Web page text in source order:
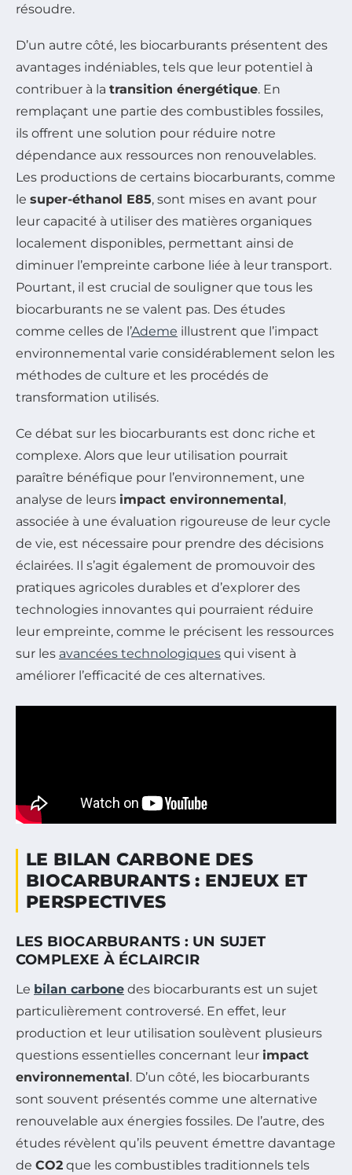
résoudre.
D’un autre côté, les biocarburants présentent des
avantages indéniables, tels que leur potentiel à
contribuer à la transition énergétique. En
remplaçant une partie des combustibles fossiles,
ils offrent une solution pour réduire notre
dépendance aux ressources non renouvelables.
Les productions de certains biocarburants, comme
le super-éthanol E85, sont mises en avant pour
leur capacité à utiliser des matières organiques
localement disponibles, permettant ainsi de
diminuer l’empreinte carbone liée à leur transport.
Pourtant, il est crucial de souligner que tous les
biocarburants ne se valent pas. Des études
comme celles de l’Ademe illustrent que l’impact
environnemental varie considérablement selon les
méthodes de culture et les procédés de
transformation utilisés.
Ce débat sur les biocarburants est donc riche et
complexe. Alors que leur utilisation pourrait
paraître bénéfique pour l’environnement, une
analyse de leurs impact environnemental,
associée à une évaluation rigoureuse de leur cycle
de vie, est nécessaire pour prendre des décisions
éclairées. Il s’agit également de promouvoir des
pratiques agricoles durables et d’explorer des
technologies innovantes qui pourraient réduire
leur empreinte, comme le précisent les ressources
sur les avancées technologiques qui visent à
améliorer l’efficacité de ces alternatives.
LE BILAN CARBONE DES
BIOCARBURANTS : ENJEUX ET
PERSPECTIVES
LES BIOCARBURANTS : UN SUJET
COMPLEXE À ÉCLAIRCIR
Le bilan carbone des biocarburants est un sujet
particulièrement controversé. En effet, leur
production et leur utilisation soulèvent plusieurs
questions essentielles concernant leur impact
environnemental. D’un côté, les biocarburants
sont souvent présentés comme une alternative
renouvelable aux énergies fossiles. De l’autre, des
études révèlent qu’ils peuvent émettre davantage
de CO2 que les combustibles traditionnels tels